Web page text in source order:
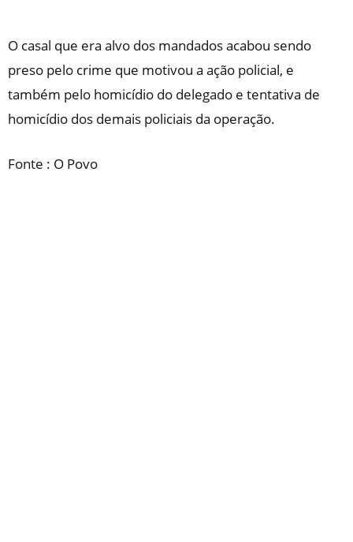
O casal que era alvo dos mandados acabou sendo
preso pelo crime que motivou a ação policial, e
também pelo homicídio do delegado e tentativa de
homicídio dos demais policiais da operação.
Fonte : O Povo